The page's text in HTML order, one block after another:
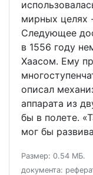
мирных целях
Следующее
в 1556 году
Хаасом. Ему
описал
аппарата из
бы в полете.
мог бы
Размер: 0.54 МБ.
документа: